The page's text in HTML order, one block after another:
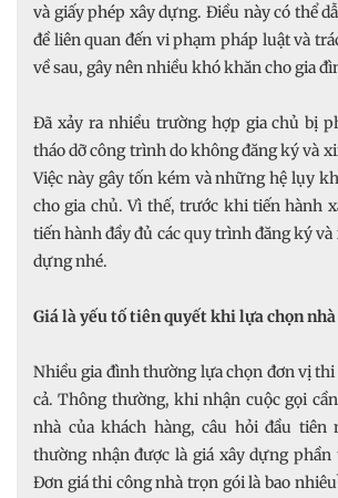
và giấy phép xây dựng. Điều này có thể
đề liên quan đến vi phạm pháp luật và
về sau, gây nên nhiều khó khăn cho gia
Đã xảy ra nhiều trường hợp gia chủ bị
tháo dỡ công trình do không đăng ký và
Việc này gây tốn kém và những hệ lụy
cho gia chủ. Vì thế, trước khi tiến hành
tiến hành đầy đủ các quy trình đăng ký
dựng nhé.
Giá là yếu tố tiên quyết khi lựa chọn
Nhiều gia đình thường lựa chọn đơn vị thi
cả. Thông thường, khi nhận cuộc gọi
nhà của khách hàng, câu hỏi đầu tiên
thường nhận được là giá xây dựng phần
Đơn giá thi công nhà trọn gói là bao